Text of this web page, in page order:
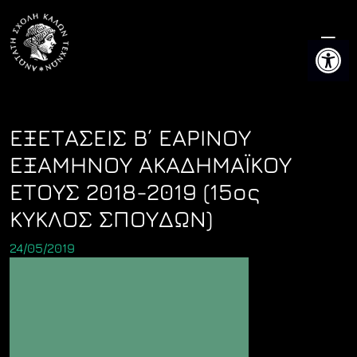
content
ΕΞΕΤΑΣΕΙΣ Β΄ ΕΑΡΙΝΟΥ
ΕΞΑΜΗΝΟΥ ΑΚΑΔΗΜΑΪΚΟΥ
ΕΤΟΥΣ 2018-2019 (15ος
ΚΥΚΛΟΣ ΣΠΟΥΔΩΝ)
24/05/2019